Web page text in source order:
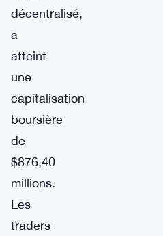
décentralisé,
a
atteint
une
capitalisation
boursière
de
$876,40
millions.
Les
traders